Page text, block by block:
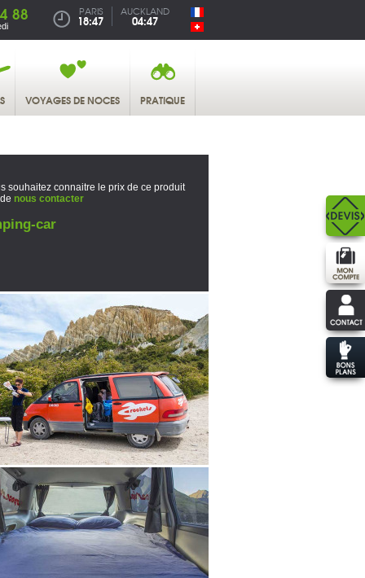
88 PARIS
18:47
AUCKLAND
04:47
VOYAGES DE NOCES PRATIQUE
souhaitez connaitre le prix de ce produit
nous contacter
car